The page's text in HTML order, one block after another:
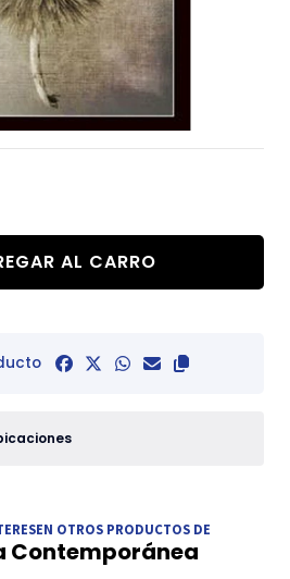
AL CARRO
OTROS PRODUCTOS DE
Contemporánea